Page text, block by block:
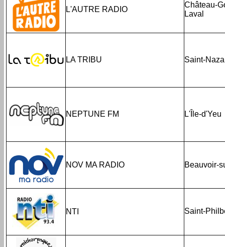
L'AUTRE RADIO
Château-
Laval
LA TRIBU Saint-
NEPTUNE FM L'Île-d'Yeu
NOV MA RADIO Beauvoir-
NTI Saint-